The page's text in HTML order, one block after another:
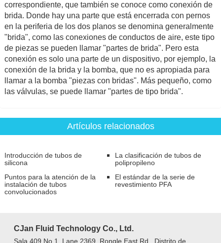
correspondiente, que también se conoce como conexión de
brida. Donde hay una parte que está encerrada con pernos
en la periferia de los dos planos se denomina generalmente
"brida", como las conexiones de conductos de aire, este tipo
de piezas se pueden llamar "partes de brida". Pero esta
conexión es solo una parte de un dispositivo, por ejemplo, la
conexión de la brida y la bomba, que no es apropiada para
llamar a la bomba "piezas con bridas". Más pequeño, como
las válvulas, se puede llamar "partes de tipo brida".
Artículos relacionados
Introducción de tubos de
silicona
La clasificación de tubos de
polipropileno
Puntos para la atención de la
instalación de tubos
convolucionados
El estándar de la serie de
revestimiento PFA
CJan Fluid Technology Co., Ltd.
Sala 409 No.1, Lane 2369, Rongle East Rd., Distrito de